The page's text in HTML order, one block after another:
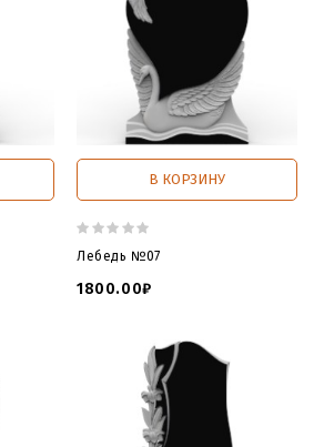
В КОРЗИНУ
Лебедь №07
1800.00₽